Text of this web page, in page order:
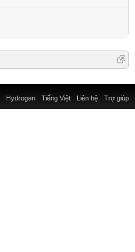
Liên hệ Trợ giúp
Hydrogen Tiếng Việt